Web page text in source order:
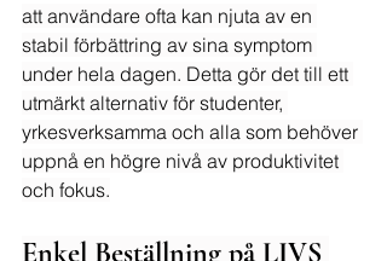
att användare ofta kan njuta av en
stabil förbättring av sina symptom
under hela dagen. Detta gör det till ett
utmärkt alternativ för studenter,
yrkesverksamma och alla som behöver
uppnå en högre nivå av produktivitet
och fokus.
Enkel Beställning på LIVS